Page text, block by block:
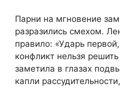
Парни на мгновение
разразились смехом.
правило: «Ударь
конфликт нельзя
заметила в глазах
капли